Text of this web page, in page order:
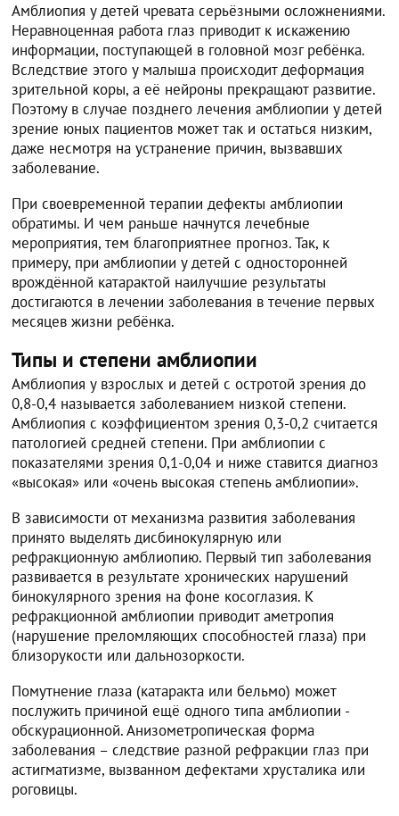
Амблиопия у детей чревата серьёзными осложнениями.
Неравноценная работа глаз приводит к искажению
информации, поступающей в головной мозг ребёнка.
Вследствие этого у малыша происходит деформация
зрительной коры, а её нейроны прекращают развитие.
Поэтому в случае позднего лечения амблиопии у детей
зрение юных пациентов может так и остаться низким,
даже несмотря на устранение причин, вызвавших
заболевание.
При своевременной терапии дефекты амблиопии
обратимы. И чем раньше начнутся лечебные
мероприятия, тем благоприятнее прогноз. Так, к
примеру, при амблиопии у детей с односторонней
врождённой катарактой наилучшие результаты
достигаются в лечении заболевания в течение первых
месяцев жизни ребёнка.
Типы и степени амблиопии
Амблиопия у взрослых и детей с остротой зрения до
0,8-0,4 называется заболеванием низкой степени.
Амблиопия с коэффициентом зрения 0,3-0,2 считается
патологией средней степени. При амблиопии с
показателями зрения 0,1-0,04 и ниже ставится диагноз
«высокая» или «очень высокая степень амблиопии».
В зависимости от механизма развития заболевания
принято выделять дисбинокулярную или
рефракционную амблиопию. Первый тип заболевания
развивается в результате хронических нарушений
бинокулярного зрения на фоне косоглазия. К
рефракционной амблиопии приводит аметропия
(нарушение преломляющих способностей глаза) при
близорукости или дальнозоркости.
Помутнение глаза (катаракта или бельмо) может
послужить причиной ещё одного типа амблиопии -
обскурационной. Анизометропическая форма
заболевания – следствие разной рефракции глаз при
астигматизме, вызванном дефектами хрусталика или
роговицы.